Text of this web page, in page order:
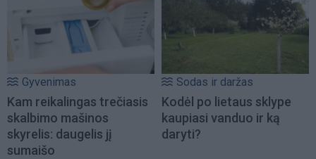
Gyvenimas
Kam reikalingas trečiasis
skalbimo mašinos
skyrelis: daugelis jį
sumaišo
Sodas ir daržas
Kodėl po lietaus sklype
kaupiasi vanduo ir ką
daryti?